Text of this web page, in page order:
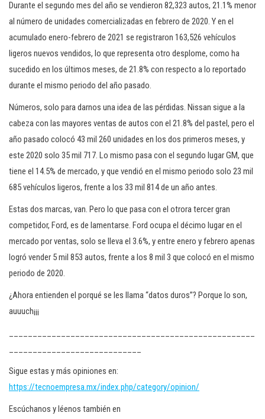
Durante el segundo mes del año se vendieron 82,323 autos, 21.1% menor
al número de unidades comercializadas en febrero de 2020. Y en el
acumulado enero-febrero de 2021 se registraron 163,526 vehículos
ligeros nuevos vendidos, lo que representa otro desplome, como ha
sucedido en los últimos meses, de 21.8% con respecto a lo reportado
durante el mismo periodo del año pasado.
Números, solo para darnos una idea de las pérdidas. Nissan sigue a la
cabeza con las mayores ventas de autos con el 21.8% del pastel, pero el
año pasado colocó 43 mil 260 unidades en los dos primeros meses, y
este 2020 solo 35 mil 717. Lo mismo pasa con el segundo lugar GM, que
tiene el 14.5% de mercado, y que vendió en el mismo periodo solo 23 mil
685 vehículos ligeros, frente a los 33 mil 814 de un año antes.
Estas dos marcas, van. Pero lo que pasa con el otrora tercer gran
competidor, Ford, es de lamentarse. Ford ocupa el décimo lugar en el
mercado por ventas, solo se lleva el 3.6%, y entre enero y febrero apenas
logró vender 5 mil 853 autos, frente a los 8 mil 3 que colocó en el mismo
periodo de 2020.
¿Ahora entienden el porqué se les llama “datos duros”? Porque lo son,
auuuch¡¡¡
Sigue estas y más opiniones en:
https://tecnoempresa.mx/index.php/category/opinion/
Escúchanos y léenos también en